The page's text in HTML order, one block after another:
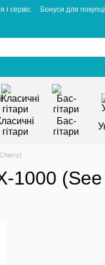
і сервіс Бонуси для
гітари
Бас-
гітари
1000